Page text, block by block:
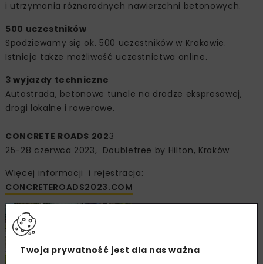
i utrzymania różnorodnych nawierzchni betonowych.
500 uczestników
Spodziewamy się ok. 500 uczestników w Krakowie.
Istnieje także możliwość uczestnictwa online.
3 wyjazdy techniczne
Autostrada, betonowe tunele na drodze ekspresowej,
drogi lokalne i rowerowe.
CONCRETE ROADS 2023
25-28 czerwca 2023, Doubletree by Hilton, Kraków
Więcej informacji i rejestracja:
CONCRETEROADS2023.COM
Twoja prywatność jest dla nas ważna